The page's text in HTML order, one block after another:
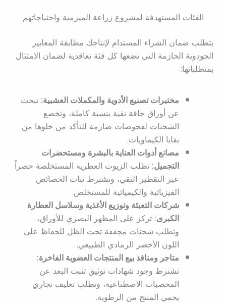
الفئات المستهدفة لمشروع زراعة الميرمية واحتياجاتهم
يتطلب ضمان الشراء المستدام لإنتاجك مطابقة المعايير
الجودوية الحازمة التي تضعها كل فئة تعاقدية لضمان الامتثال
بمتطلباتها:
مختبرات تصنيع الأدوية والمكملات العشبية:تبحث
عن أوراق جافة نقية بنسبة كاملة، وتخضع
الشحنات لفحوصات صارمة للتأكد من خلوها من
بقايا الكيماويات.
مصانع أدوات العناية بالبشرة ومستحضرات
التجميل:تطلب الزيوت العطرية المستخلصة حصراً
عبر التقطير النقي، وتشترط ثبات الخصائص
الفيزيائية والكيميائية للمستخلص.
شركات التعبئة وتوزيع الأغذية وسلاسل العطارة
الكبرى:تركز على المظهر البصري للأوراق،
وتطلب شحنات مجففة تحت الظل للحفاظ على
اللون الأخضر الرمادي الطبيعي.
متاجر ومنافذ بيع المنتجات العضوية الفاخرة:
تشترط وجود شهادات توثيق تثبت البعد عن
المخصبات الاصطناعية، وتطلب تغليف تجاري
يحمي المنتج من الرطوبة.